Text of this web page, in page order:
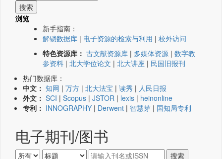
浏览
新手指南：
解锁数据库 | 电子资源的检索与利用 | 校外访问
特色资源库： 古文献资源库 | 多媒体资源 | 数字教
参资料 | 北大学位论文 | 北大讲座 | 民国旧报刊
热门数据库：
中文： 知网 | 万方 | 北大法宝 | 读秀 | 人民日报
外文： SCI | Scopus | JSTOR | lexis | heinonline
专利： INNOGRAPHY | Derwent | 智慧芽 | 国知局专利
电子期刊/图书